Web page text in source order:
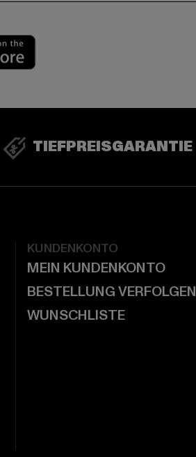
TIEFPREISGARANTIE
KUNDENKONTO
MEIN KUNDENKONTO
BESTELLUNG VERFOLGEN
WUNSCHLISTE